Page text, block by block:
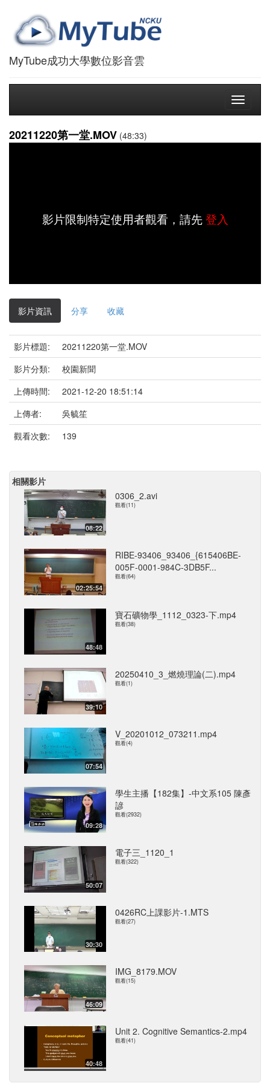
MyTube成功大學數位影音雲
Toggle
20211220第一堂.MOV (48:33)
影片限制特定使用者觀看，請先登入
影片資訊 分享 收藏
影片標題:
20211220第一堂.MOV
影片分類:
校園新聞
上傳時間:
2021-12-20 18:51:14
上傳者:
吳毓笙
觀看次數:
139
相關影片
08:22
0306_2.avi
觀看(11)
02:25:54
RIBE-93406_93406_{615406BE-
005F-0001-984C-3DB5F...
觀看(64)
48:48
寶石礦物學_1112_0323-下.mp4
觀看(38)
39:10
20250410_3_燃燒理論(二).mp4
觀看(1)
07:54
V_20201012_073211.mp4
觀看(4)
09:28
學生主播【182集】-中文系105 陳彥
諺
觀看(2932)
50:07
電子三_1120_1
觀看(322)
30:30
0426RC上課影片-1.MTS
觀看(27)
46:09
IMG_8179.MOV
觀看(15)
40:48
Unit 2. Cognitive Semantics-2.mp4
觀看(41)